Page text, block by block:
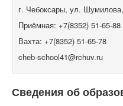
г. Чебоксары, ул.
Приёмная: +7(8352) 51-65-88
Вахта: +7(8352) 51-65-78
cheb-school41@rchuv.ru
Сведения об